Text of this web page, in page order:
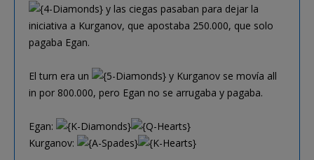
y las ciegas pasaban para dejar la
iniciativa a Kurganov, que apostaba 250.000, que solo
pagaba Egan.
El turn era un
y Kurganov se movía all
in por 800.000, pero Egan no se arrugaba y pagaba.
Egan:
Kurganov: